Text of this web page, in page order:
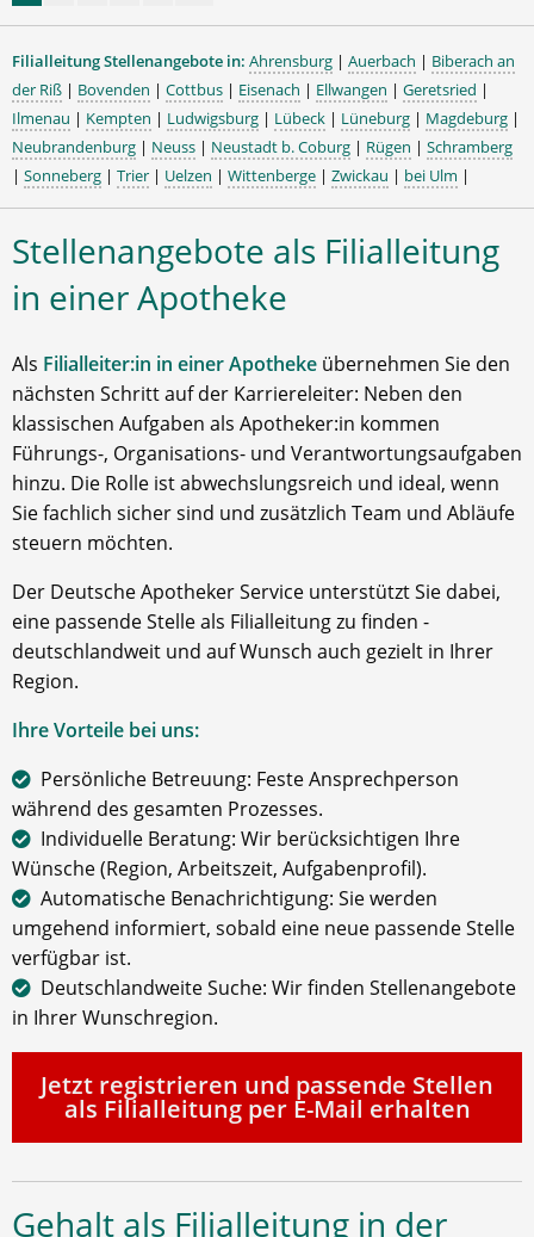
Filialleitung Stellenangebote in: Ahrensburg | Auerbach | Biberach an
der Riß | Bovenden | Cottbus | Eisenach | Ellwangen | Geretsried |
Ilmenau | Kempten | Ludwigsburg | Lübeck | Lüneburg | Magdeburg |
Neubrandenburg | Neuss | Neustadt b. Coburg | Rügen | Schramberg
| Sonneberg | Trier | Uelzen | Wittenberge | Zwickau | bei Ulm |
Stellenangebote als Filialleitung
in einer Apotheke
Als Filialleiter:in in einer Apotheke übernehmen Sie den
nächsten Schritt auf der Karriereleiter: Neben den
klassischen Aufgaben als Apotheker:in kommen
Führungs-, Organisations- und Verantwortungsaufgaben
hinzu. Die Rolle ist abwechslungsreich und ideal, wenn
Sie fachlich sicher sind und zusätzlich Team und Abläufe
steuern möchten.
Der Deutsche Apotheker Service unterstützt Sie dabei,
eine passende Stelle als Filialleitung zu finden -
deutschlandweit und auf Wunsch auch gezielt in Ihrer
Region.
Ihre Vorteile bei uns:
Persönliche Betreuung: Feste Ansprechperson
während des gesamten Prozesses.
Individuelle Beratung: Wir berücksichtigen Ihre
Wünsche (Region, Arbeitszeit, Aufgabenprofil).
Automatische Benachrichtigung: Sie werden
umgehend informiert, sobald eine neue passende Stelle
verfügbar ist.
Deutschlandweite Suche: Wir finden Stellenangebote
in Ihrer Wunschregion.
Jetzt registrieren und passende Stellen
als Filialleitung per E-Mail erhalten
Gehalt als Filialleitung in der